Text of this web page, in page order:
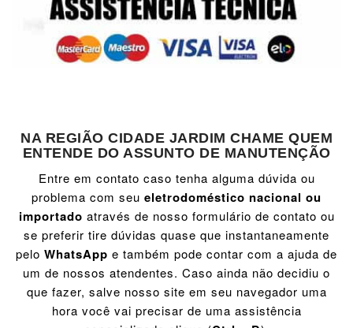
NA REGIÃO CIDADE JARDIM CHAME QUEM
ENTENDE DO ASSUNTO DE MANUTENÇÃO
Entre em contato caso tenha alguma dúvida ou
problema com seu eletrodoméstico nacional ou
importado através de nosso formulário de contato ou
se preferir tire dúvidas quase que instantaneamente
pelo WhatsApp e também pode contar com a ajuda de
um de nossos atendentes. Caso ainda não decidiu o
que fazer, salve nosso site em seu navegador uma
hora você vai precisar de uma assistência